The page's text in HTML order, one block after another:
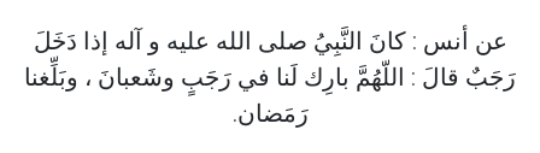
عن أنس : كانَ النَّبِيُ صلى الله عليه و آله إذا دَخَلَ
رَجَبٌ قالَ : اللّهُمَّ بارِك لَنا في رَجَبٍ وشَعبانَ ، وبَلِّغنا
رَمَضان.